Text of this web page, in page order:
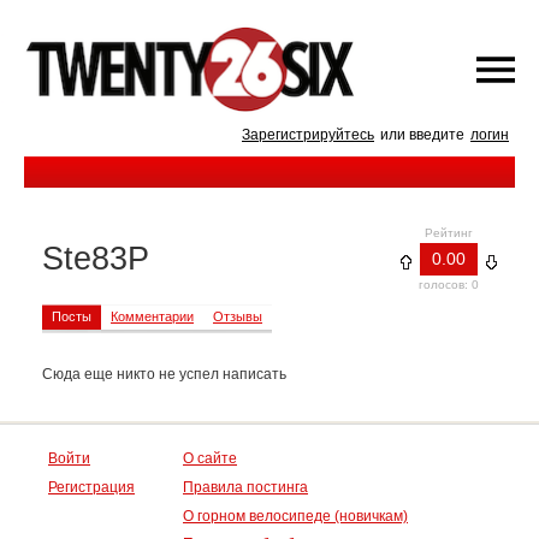
Зарегистрируйтесь или введите логин
Рейтинг
0.00
голосов: 0
Ste83P
Посты Комментарии Отзывы
Сюда еще никто не успел написать
Войти
Регистрация
О сайте
Правила постинга
О горном велосипеде (новичкам)